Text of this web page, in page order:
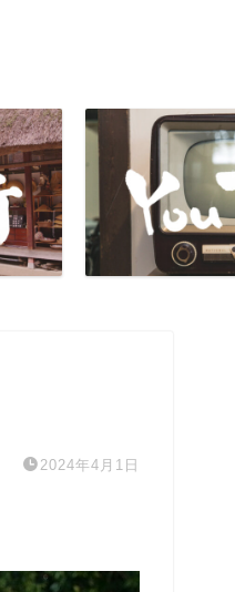
2024年4月1日